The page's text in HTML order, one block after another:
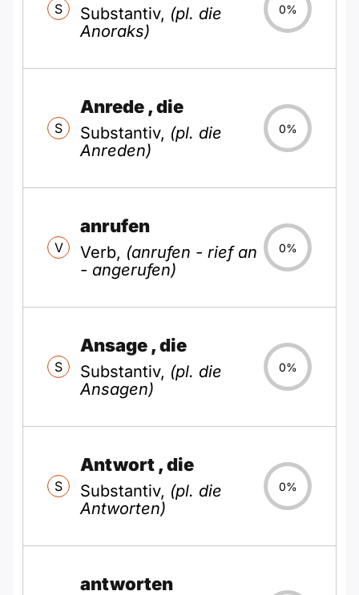
S Substantiv, (pl. die
Anoraks)
0%
S
Anrede , die
Substantiv, (pl. die
Anreden)
0%
V
anrufen
Verb, (anrufen - rief an
- angerufen)
0%
S
Ansage , die
Substantiv, (pl. die
Ansagen)
0%
S
Antwort , die
Substantiv, (pl. die
Antworten)
0%
antworten